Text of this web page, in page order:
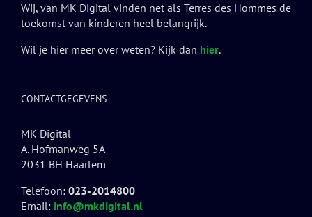
Wij, van MK Digital vinden net als Terres des Hommes de
toekomst van kinderen heel belangrijk.
Wil je hier meer over weten? Kijk dan hier.
CONTACTGEGEVENS
MK Digital
A. Hofmanweg 5A
2031 BH Haarlem
Telefoon: 023-2014800
Email: info@mkdigital.nl